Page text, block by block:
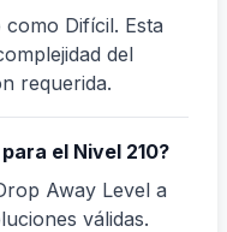
como Difícil. Esta
del
requerida.
el Nivel 210?
Away Level a
válidas.